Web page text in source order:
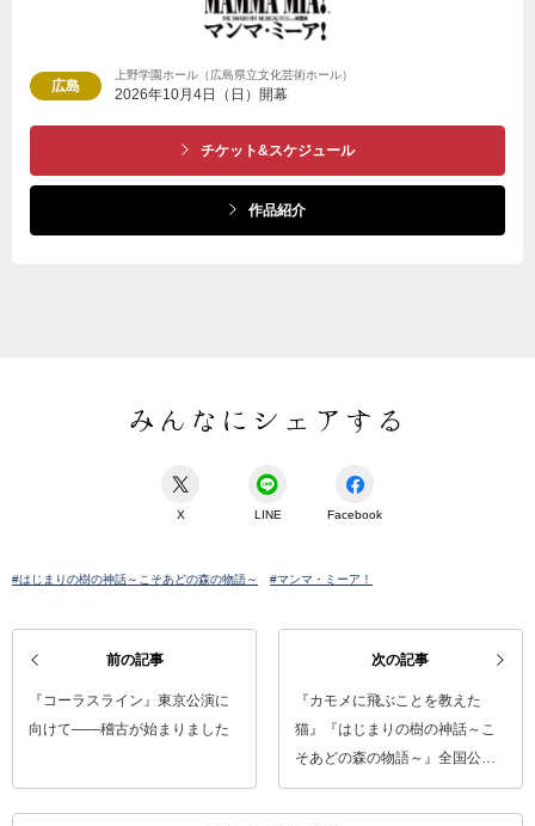
広島
上野学園ホール（広島県立文化芸術ホール）
2026年10月4日（日）開幕
チケット&スケジュール
作品紹介
みんなにシェアする
X LINE Facebook
#はじまりの樹の神話～こそあどの森の物語～ #マンマ・ミーア！
前の記事
『コーラスライン』東京公演に
向けて――稽古が始まりました
次の記事
『カモメに飛ぶことを教えた
猫』『はじまりの樹の神話～こ
そあどの森の物語～』全国公…